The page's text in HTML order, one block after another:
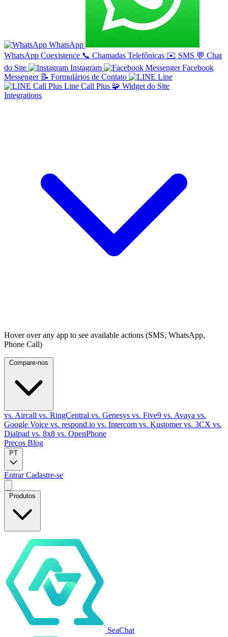
WhatsApp
WhatsApp Coexistence 📞 Chamadas Telefônicas ✉️ SMS 💬 Chat
do Site
Instagram
Facebook
Messenger 📝 Formulários de Contato
Line
Line Call Plus 🧩 Widget do Site
Integrations
Hover over any app to see available actions (SMS, WhatsApp,
Phone Call)
vs. Aircall vs. RingCentral vs. Genesys vs. Five9 vs. Avaya vs.
Google Voice vs. respond.io vs. Intercom vs. Kustomervs. 3CX vs.
Dialpad vs. 8x8 vs. OpenPhone
Preços Blog
PT
EntrarCadastre-se
Produtos
SeaChat